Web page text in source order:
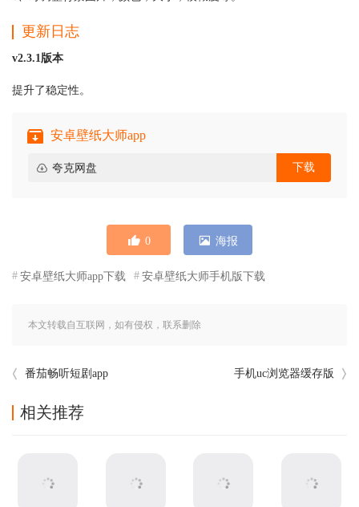
更新日志
v2.3.1版本
提升了稳定性。
安卓壁纸大师app
夸克网盘 下载
0 海报
安卓壁纸大师app下载 安卓壁纸大师手机版下载
本文转载自互联网，如有侵权，联系删除
番茄畅听短剧app 手机uc浏览器缓存版
相关推荐